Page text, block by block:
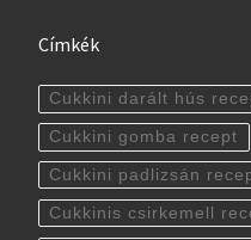
Címkék
Cukkini darált hús
Cukkini gomba recept
Cukkini padlizsán
Cukkinis csirkemell